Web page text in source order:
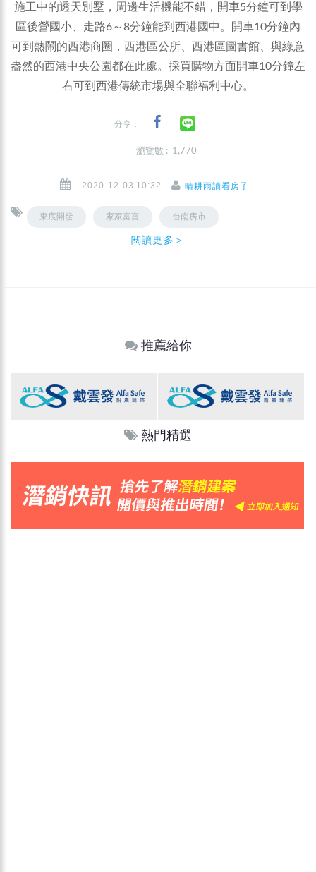
施工中的透天別墅，周邊生活機能不錯，開車5分鐘可到學
區後營國小、走路6～8分鐘能到西港國中。開車10分鐘內
可到熱鬧的西港商圈，西港區公所、西港區圖書館、與綠意
盎然的西港中央公園都在此處。採買購物方面開車10分鐘左
右可到西港傳統市場與全聯福利中心。
分享：
瀏覽數 : 1,770
2020-12-03 10:32 晴耕雨讀看房子
東宸開發 家家富富 台南房市
閱讀更多＞
推薦給你
熱門精選